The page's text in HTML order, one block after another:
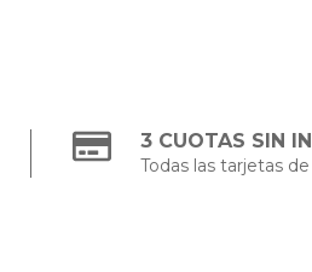
3 CUOTAS SIN
Todas las tarjetas